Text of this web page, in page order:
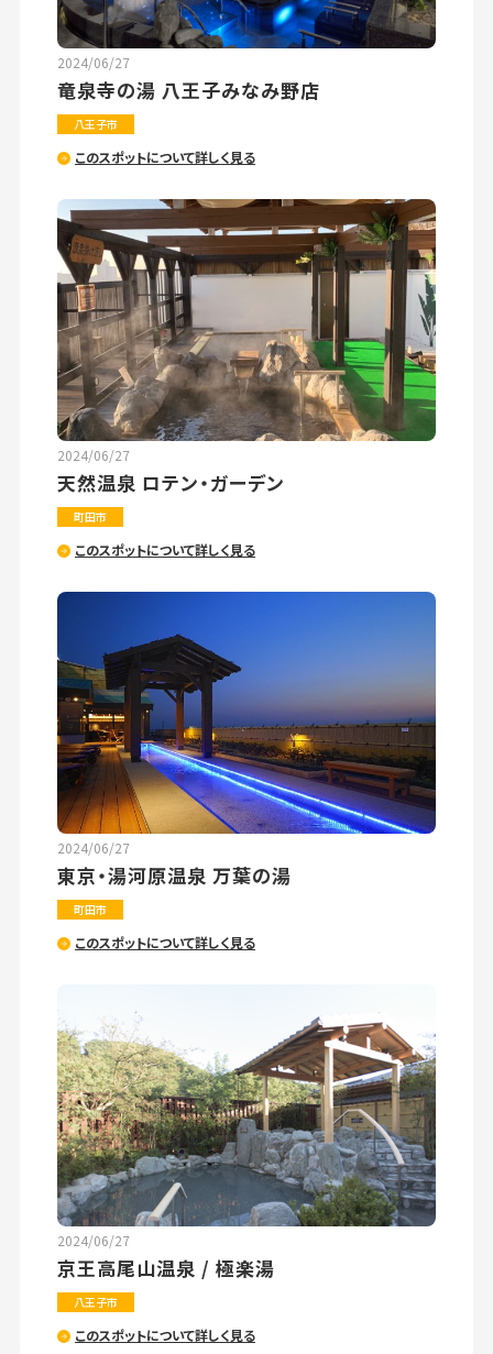
2024/06/27
竜泉寺の湯 八王子みなみ野店
八王子市
このスポットについて詳しく見る
2024/06/27
天然温泉 ロテン・ガーデン
町田市
このスポットについて詳しく見る
2024/06/27
東京・湯河原温泉 万葉の湯
町田市
このスポットについて詳しく見る
2024/06/27
京王高尾山温泉 / 極楽湯
八王子市
このスポットについて詳しく見る